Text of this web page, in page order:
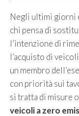
Negli ultimi giorni
chi pensa di
l’intenzione di
l’acquisto di
un membro
con priorità sui
si tratta di misure
veicoli a zero